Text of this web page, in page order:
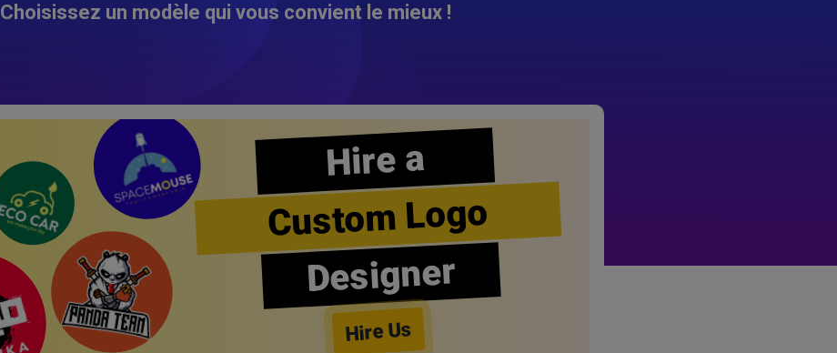
Choisissez un modèle qui vous convient le mieux !
Hire a
Custom Logo
Designer
Hire Us